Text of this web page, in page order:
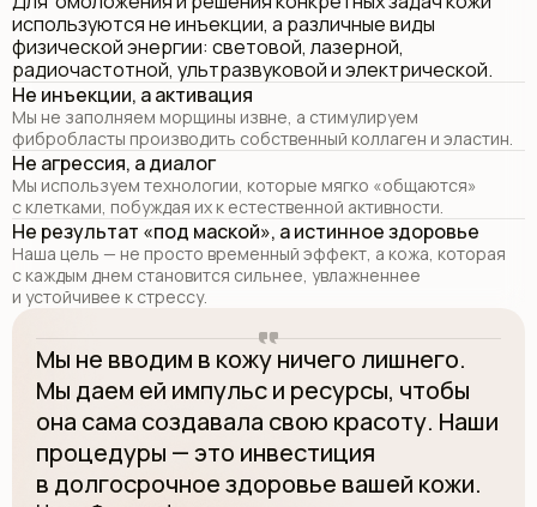
используются не инъекции, а различные виды
физической энергии: световой, лазерной,
радиочастотной, ультразвуковой и электрической.
Не инъекции, а активация
Мы не заполняем морщины извне, а стимулируем
фибробласты производить собственный коллаген и эластин.
Не агрессия, а диалог
Мы используем технологии, которые мягко «общаются»
с клетками, побуждая их к естественной активности.
Не результат «под маской», а истинное здоровье
Наша цель — не просто временный эффект, а кожа, которая
с каждым днем становится сильнее, увлажненнее
и устойчивее к стрессу.
Мы не вводим в кожу ничего лишнего.
Мы даем ей импульс и ресурсы, чтобы
она сама создавала свою красоту. Наши
процедуры — это инвестиция
в долгосрочное здоровье вашей кожи.